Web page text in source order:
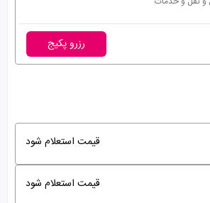
رزرو پکیج
قیمت استعلام شود
قیمت استعلام شود